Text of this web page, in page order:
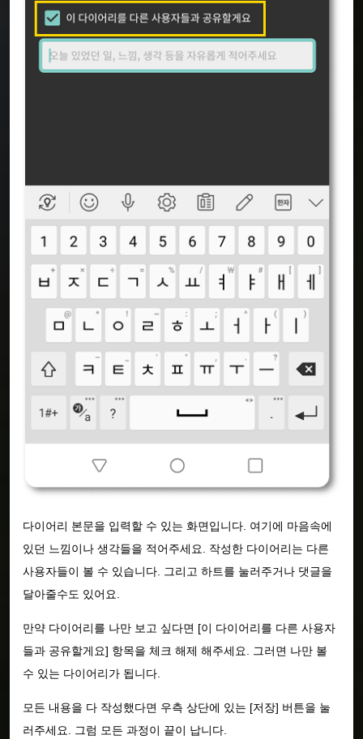
다이어리 본문을 입력할 수 있는 화면입니다. 여기에 마음속에
있던 느낌이나 생각들을 적어주세요. 작성한 다이어리는 다른
사용자들이 볼 수 있습니다. 그리고 하트를 눌러주거나 댓글을
달아줄수도 있어요.
만약 다이어리를 나만 보고 싶다면 [이 다이어리를 다른 사용자
들과 공유할게요] 항목을 체크 해제 해주세요. 그러면 나만 볼
수 있는 다이어리가 됩니다.
모든 내용을 다 작성했다면 우측 상단에 있는 [저장] 버튼을 눌
러주세요. 그럼 모든 과정이 끝이 납니다.